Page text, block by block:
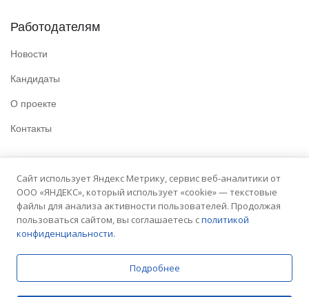
Работодателям
Новости
Кандидаты
О проекте
Контакты
Политика конфиденциальности
Условия использования
Сайт университета
Сайт использует Яндекс Метрику, сервис веб-аналитики от
ООО «ЯНДЕКС», который использует «cookie» — текстовые
файлы для анализа активности пользователей. Продолжая
пользоваться сайтом, вы соглашаетесь сполитикой
конфиденциальности.
Подробнее